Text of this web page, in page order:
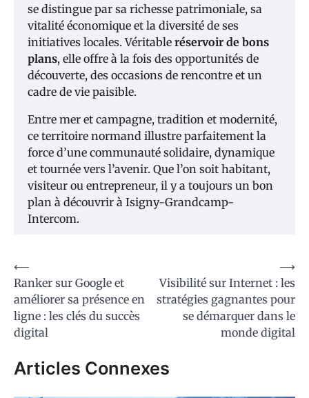
se distingue par sa richesse patrimoniale, sa
vitalité économique et la diversité de ses
initiatives locales. Véritable réservoir de bons
plans, elle offre à la fois des opportunités de
découverte, des occasions de rencontre et un
cadre de vie paisible.
Entre mer et campagne, tradition et modernité,
ce territoire normand illustre parfaitement la
force d’une communauté solidaire, dynamique
et tournée vers l’avenir. Que l’on soit habitant,
visiteur ou entrepreneur, il y a toujours un bon
plan à découvrir à Isigny-Grandcamp-
Intercom.
Navigation
de
l’article
⟵
Ranker sur Google et
améliorer sa présence en
ligne : les clés du succès
digital
Visibilité sur Internet : les
stratégies gagnantes pour
se démarquer dans le
monde digital
⟶
Articles Connexes